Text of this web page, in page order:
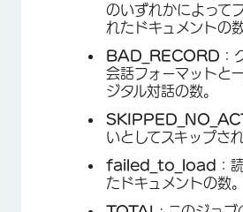
のいずれかによって
れたドキュメントの数
BAD_RECORD ：
会話フォーマットと
ジタル対話の数。
いとしてスキップさ
failed_to_load
：
たドキュメントの数。